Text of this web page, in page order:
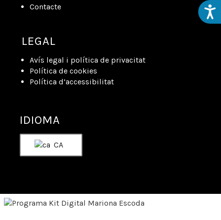
Contacte
LEGAL
Avís legal i política de privacitat
Política de cookies
Política d’accessibilitat
IDIOMA
CA